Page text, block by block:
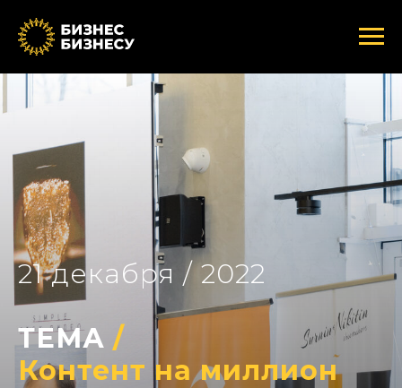
21 декабря / 2022
ТЕМА /
Контент на миллион